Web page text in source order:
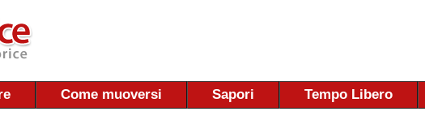
Come muoversi Sapori Tempo Libero